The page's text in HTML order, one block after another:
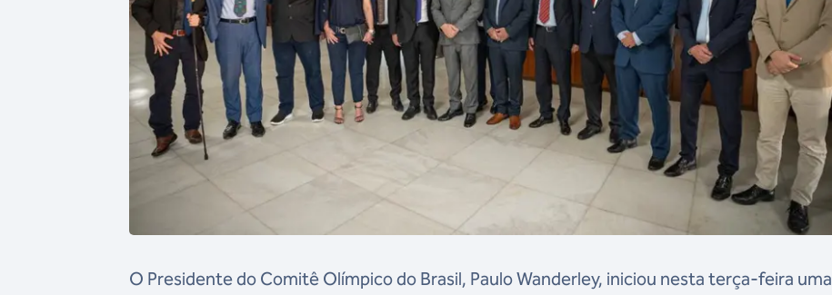
O Presidente do Comitê Olímpico do Brasil, Paulo Wanderley, iniciou nesta terça-feira uma